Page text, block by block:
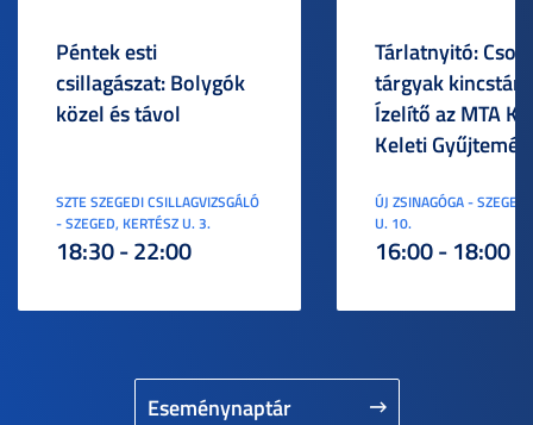
Eseménynaptár
Péntek esti
csillagászat: Bolygók
közel és távol
SZTE SZEGEDI CSILLAGVIZSGÁLÓ
- SZEGED, KERTÉSZ U. 3.
18:30 - 22:00
Tárlatnyitó:
tárgyak
Ízelítő az MTA
Keleti
ÚJ ZSINAGÓGA -
U. 10.
16:00 - 18:00